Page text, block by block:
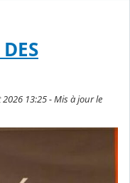
13:25 - Mis à jour le